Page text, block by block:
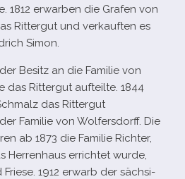
1812 erwar­ben die Grafen von
Rittergut und ver­kauf­ten es
Simon.
Besitz an die Familie von
das Rittergut auf­teilte. 1844
das Rittergut
Familie von Wolfersdorff. Die
ab 1873 die Familie Richter,
Herrenhaus errich­tet wurde,
1912 erwarb der säch­si­